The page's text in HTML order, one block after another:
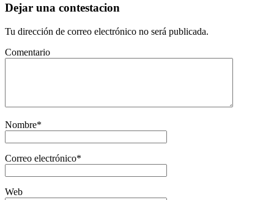
Dejar una contestacion
Tu dirección de correo electrónico no será publicada.
Comentario
Nombre*
Correo electrónico*
Web